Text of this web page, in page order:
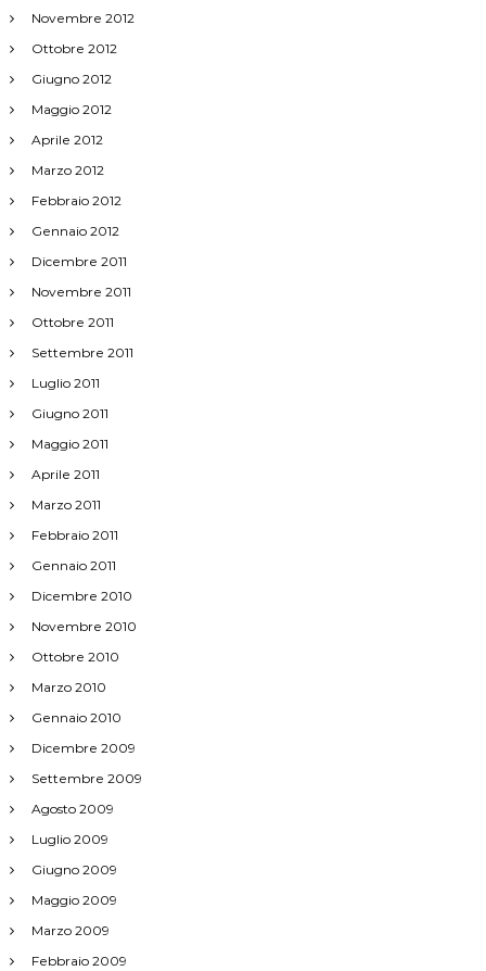
Novembre 2012
Ottobre 2012
Giugno 2012
Maggio 2012
Aprile 2012
Marzo 2012
Febbraio 2012
Gennaio 2012
Dicembre 2011
Novembre 2011
Ottobre 2011
Settembre 2011
Luglio 2011
Giugno 2011
Maggio 2011
Aprile 2011
Marzo 2011
Febbraio 2011
Gennaio 2011
Dicembre 2010
Novembre 2010
Ottobre 2010
Marzo 2010
Gennaio 2010
Dicembre 2009
Settembre 2009
Agosto 2009
Luglio 2009
Giugno 2009
Maggio 2009
Marzo 2009
Febbraio 2009